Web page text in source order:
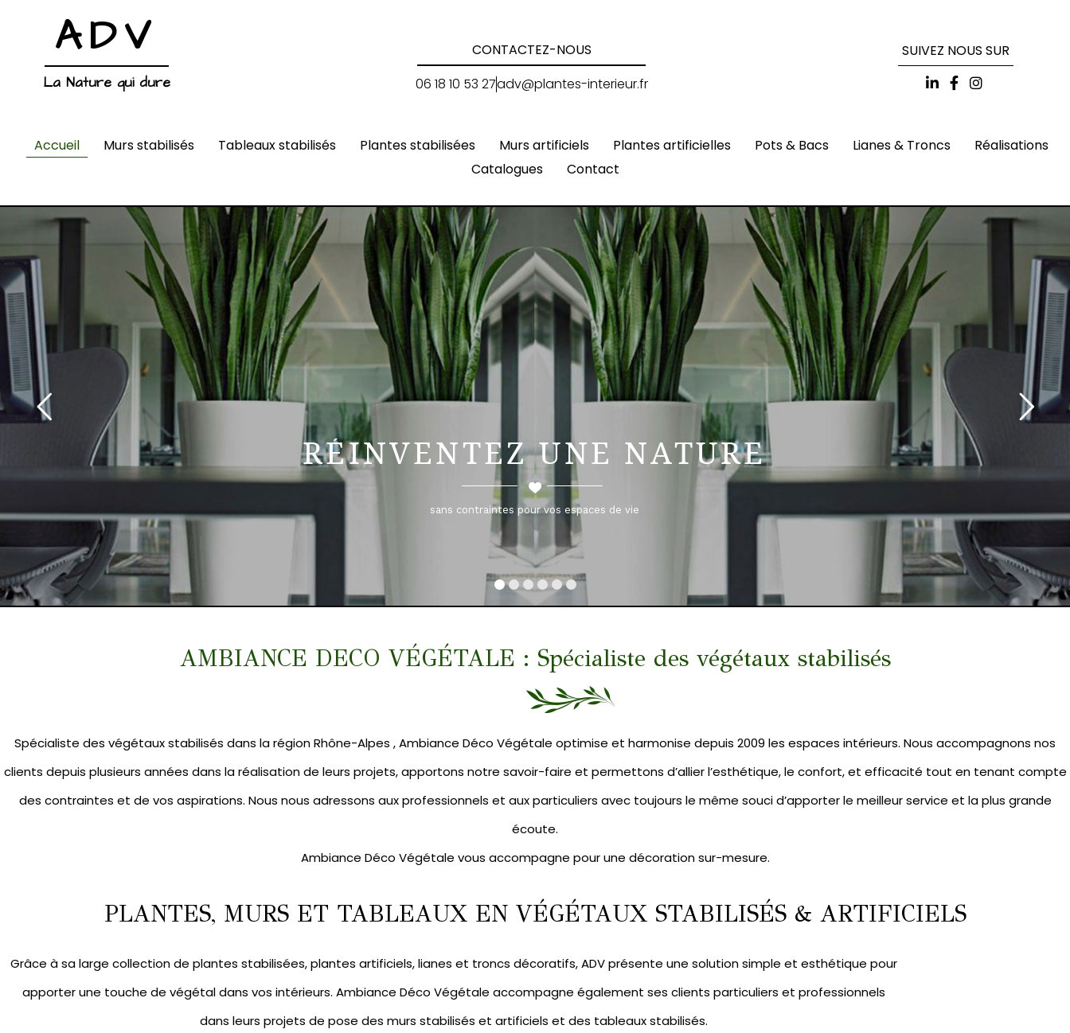
ADV
La Nature qui dure
CONTACTEZ-NOUS
06 18 10 53 27adv@plantes-interieur.fr
SUIVEZ NOUS SUR
Accueil Murs stabilisés Tableaux stabilisés Plantes stabilisées Murs artificiels Plantes artificielles Pots & Bacs Lianes & Troncs
Réalisations
Catalogues
Contact
RÉINVENTEZ UNE NATURE
AMBIANCE DECO VÉGÉTALE : Spécialiste des végétaux stabilisés
Spécialiste des végétaux stabilisés dans la région Rhône-Alpes , Ambiance Déco Végétale optimise et harmonise depuis 2009 les espaces intérieurs. Nous accompagnons nos
clients depuis plusieurs années dans la réalisation de leurs projets, apportons notre savoir-faire et permettons d’allier l’esthétique, le confort, et efficacité tout en tenant compte
des contraintes et de vos aspirations. Nous nous adressons aux professionnels et aux particuliers avec toujours le même souci d’apporter le meilleur service et la plus grande
écoute.
Ambiance Déco Végétale vous accompagne pour une décoration sur-mesure.
PLANTES, MURS ET TABLEAUX EN VÉGÉTAUX STABILISÉS & ARTIFICIELS
Grâce à sa large collection de plantes stabilisées,plantes artificiels,lianes et troncs décoratifs, ADV présente une solution simple et esthétique pour
apporter une touche de végétal dans vos intérieurs. Ambiance Déco Végétale accompagne également ses clients particuliers et professionnels
dans leurs projets de pose des murs stabilisés et artificiels et des tableaux stabilisés.